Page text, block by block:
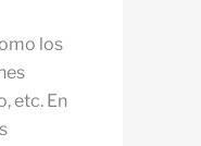
los
etc. En